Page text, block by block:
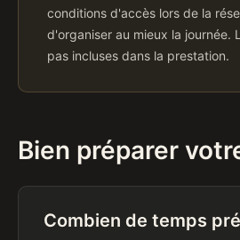
conditions d'accès lors de la
d'organiser au mieux la journée.
pas incluses dans la prestation.
Bien préparer
Combien de temps